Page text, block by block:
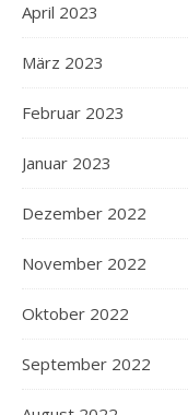
April 2023
März 2023
Februar 2023
Januar 2023
Dezember 2022
November 2022
Oktober 2022
September 2022